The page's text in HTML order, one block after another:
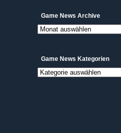
Game News ArchiveGame
News
Archive
Game News Kategorien
Game